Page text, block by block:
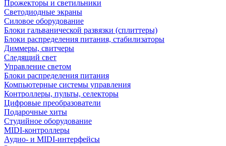
Прожекторы и светильники
Светодиодные экраны
Силовое оборудование
Блоки гальванической развязки (сплиттеры)
Блоки распределения питания, стабилизаторы
Диммеры, свитчеры
Следящий свет
Управление светом
Блоки распределения питания
Компьютерные системы управления
Контроллеры, пульты, селекторы
Цифровые преобразователи
Подарочные хиты
Студийное оборудование
MIDI-контроллеры
Аудио- и MIDI-интерфейсы